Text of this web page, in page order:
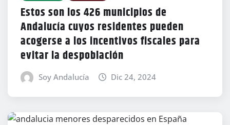
Estos son los 426 municipios de
Andalucía cuyos residentes pueden
acogerse a los incentivos fiscales para
evitar la despoblación
Soy Andalucía Dic 24, 2024